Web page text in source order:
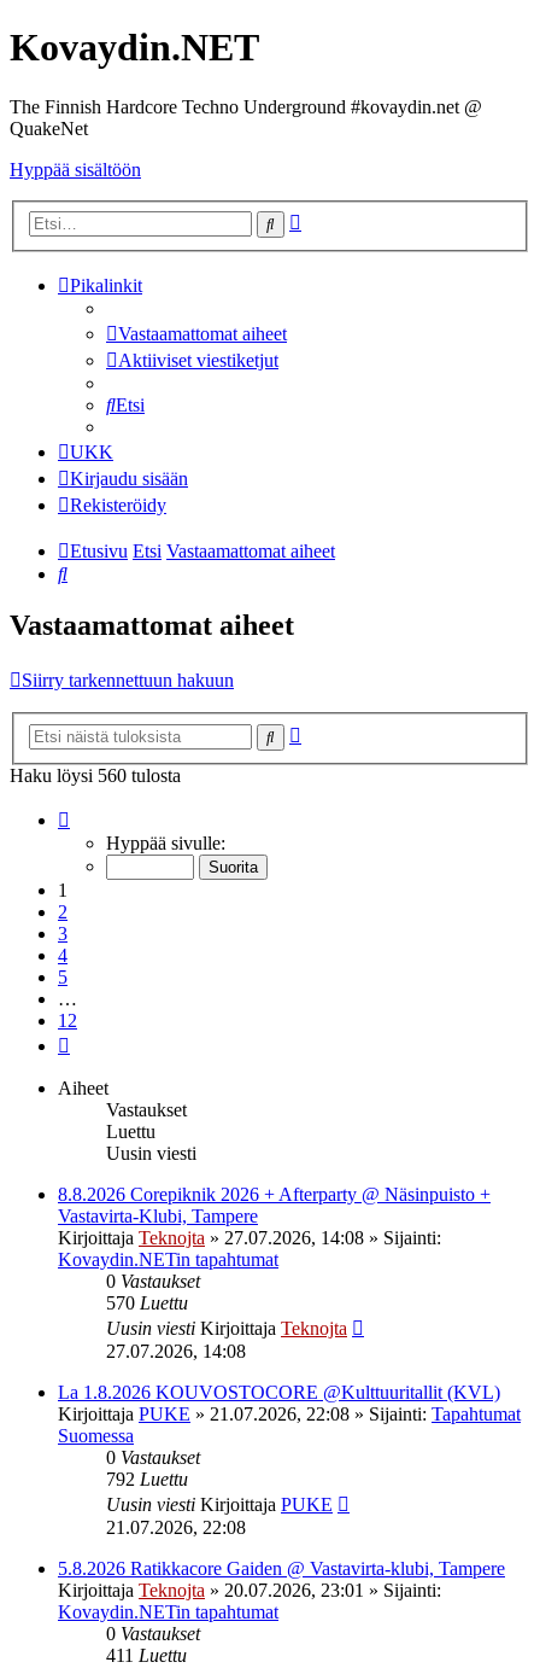
Kovaydin.NET
The Finnish Hardcore Techno Underground #kovaydin.net @
QuakeNet
Hyppää sisältöön
Etsi
Pikalinkit
Vastaamattomat aiheet
Aktiiviset viestiketjut
Etsi
UKK
Kirjaudu sisään
Rekisteröidy
Etusivu Etsi Vastaamattomat aiheet
Etsi
Vastaamattomat aiheet
Siirry tarkennettuun hakuun
Etsi
Haku löysi 560 tulosta
12 Hyppää sivulle:
1
2
3
4
5
…
12
Aiheet
Vastaukset
Luettu
Uusin viesti
8.8.2026 Corepiknik 2026 + Afterparty @ Näsinpuisto +
Vastavirta-Klubi, Tampere
Kirjoittaja Teknojta » 27.07.2026, 14:08 » Sijainti:
Kovaydin.NETin tapahtumat
0 Vastaukset
570 Luettu
Uusin viesti Kirjoittaja Teknojta
27.07.2026, 14:08
La 1.8.2026 KOUVOSTOCORE @Kulttuuritallit (KVL)
Kirjoittaja PUKE » 21.07.2026, 22:08 » Sijainti: Tapahtumat
Suomessa
0 Vastaukset
792 Luettu
Uusin viesti Kirjoittaja PUKE
21.07.2026, 22:08
5.8.2026 Ratikkacore Gaiden @ Vastavirta-klubi, Tampere
Kirjoittaja Teknojta » 20.07.2026, 23:01 » Sijainti:
Kovaydin.NETin tapahtumat
0 Vastaukset
411 Luettu